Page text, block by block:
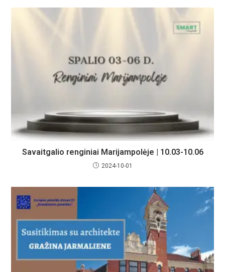
Savaitgalio renginiai Marijampolėje | 10.03-10.06
2024-10-01